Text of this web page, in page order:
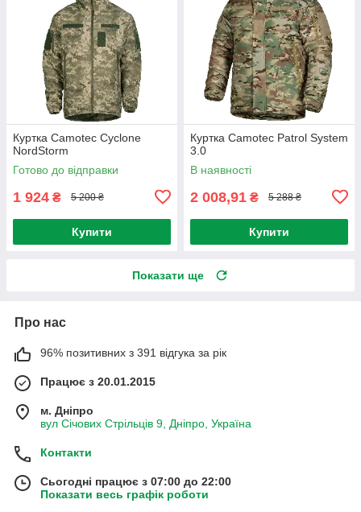
Куртка Camotec Cyclone
NordStorm
Готово до відправки
1 924 ₴ 5 200 ₴
Купити
Куртка Camotec Patrol System
3.0
В наявності
2 008,91 ₴ 5 288 ₴
Купити
Показати ще
Про нас
96% позитивних з 391 відгука за рік
Працює з 20.01.2015
м. Дніпро
вул Січових Стрільців 9, Дніпро, Україна
Контакти
Сьогодні працює з 07:00 до 22:00
Показати весь графік роботи